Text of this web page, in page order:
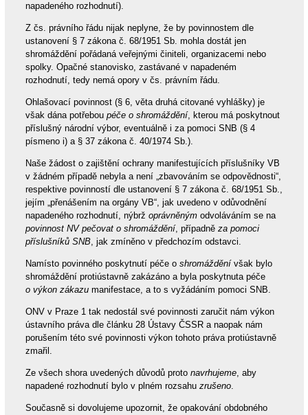
napadeného rozhodnutí).
Z čs. právního řádu nijak neplyne, že by povinnostem dle
ustanovení § 7 zákona č. 68/1951 Sb. mohla dostát jen
shromáždění pořádaná veřejnými činiteli, organizacemi nebo
spolky. Opačné stanovisko, zastávané v napadeném
rozhodnutí, tedy nemá opory v čs. právním řádu.
Ohlašovací povinnost (§ 6, věta druhá citované vyhlášky) je
však dána potřebou péče o shromáždění, kterou má poskytnout
příslušný národní výbor, eventuálně i za pomoci SNB (§ 4
písmeno i) a § 37 zákona č. 40/1974 Sb.).
Naše žádost o zajištění ochrany manifestujících příslušníky VB
v žádném případě nebyla a není „zbavováním se odpovědnosti“,
respektive povinností dle ustanovení § 7 zákona č. 68/1951 Sb.,
jejím „přenášením na orgány VB“, jak uvedeno v odůvodnění
napadeného rozhodnutí, nýbrž oprávněnýmodvoláváním se na
povinnost NV pečovat o shromáždění, případně za pomoci
příslušníků SNB, jak zmíněno v předchozím odstavci.
Namísto povinného poskytnutí péče o shromážděnívšak bylo
shromáždění protiústavně zakázáno a byla poskytnuta péče
o výkon zákazumanifestace, a to s vyžádáním pomoci SNB.
ONV v Praze 1 tak nedostál své povinnosti zaručit nám výkon
ústavního práva dle článku 28 Ústavy ČSSR a naopak nám
porušením této své povinnosti výkon tohoto práva protiústavně
zmařil.
Ze všech shora uvedených důvodů proto navrhujeme, aby
napadené rozhodnutí bylo v plném rozsahu zrušeno.
Současně si dovolujeme upozornit, že opakování obdobného